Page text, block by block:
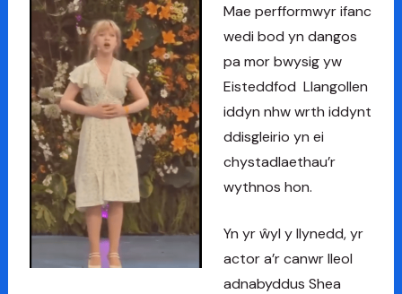
Mae perfformwyr ifanc
wedi bod yn dangos
pa mor bwysig yw
Eisteddfod Llangollen
iddyn nhw wrth iddynt
ddisgleirio yn ei
chystadlaethau’r
wythnos hon.
Yn yr ŵyl y llynedd, yr
actor a’r canwr lleol
adnabyddus Shea